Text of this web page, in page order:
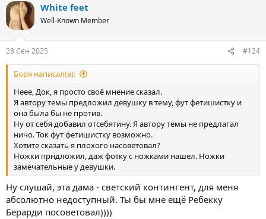
White feet
Well-Known Member
28 Сен 2025 #124
Боpя написал(а):
Неее, Док, я просто своё мнение сказал.
Я автору темы предложил девушку в тему, фут фетишистку и
она была бы не против.
Ну от себя добавил отсебятину. Я автору темы не предлагал
ничо. Ток фут фетишистку возможно.
Хотите сказать я плохого насоветовал?
Ножки прндложил, даж фотку с ножками нашел. Ножки
замечательные у девушки.
Ну слушай, эта дама - светский контингент, для меня
абсолютно недоступный. Ты бы мне ещё Ребекку
Берарди посоветовал))))